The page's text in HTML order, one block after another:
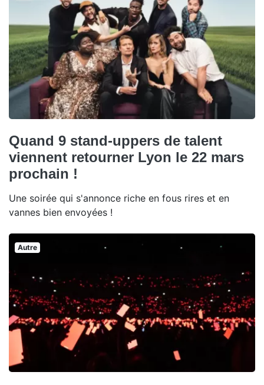
Quand 9 stand-uppers de talent
viennent retourner Lyon le 22 mars
prochain !
Une soirée qui s'annonce riche en fous rires et en
vannes bien envoyées !
Autre